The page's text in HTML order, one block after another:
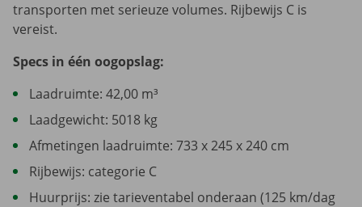
transporten met serieuze volumes. Rijbewijs C is
vereist.
Specs in één oogopslag:
Laadruimte: 42,00 m³
Laadgewicht: 5018 kg
Afmetingen laadruimte: 733 x 245 x 240 cm
Rijbewijs: categorie C
Huurprijs: zie tarieventabel onderaan (125 km/dag